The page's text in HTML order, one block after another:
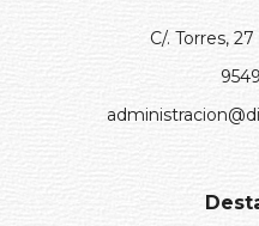
C/. Torres,